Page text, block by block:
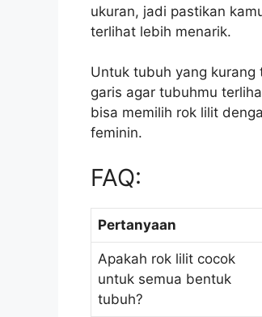
ukuran, jadi pastikan
terlihat lebih menarik.
Untuk tubuh yang
garis agar tubuhmu
bisa memilih rok lilit
feminin.
FAQ:
Pertanyaan
Apakah rok lilit cocok
untuk semua bentuk
tubuh?